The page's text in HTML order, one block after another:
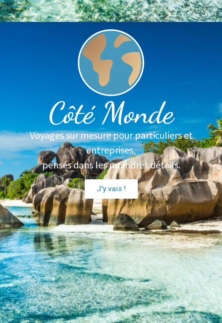
Côté Monde
Voyages sur mesure pour particuliers et
entreprises,
pensés dans les moindres détails.
J'y vais !